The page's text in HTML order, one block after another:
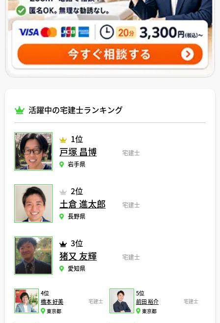
活躍中の宅建士ランキング
1位
戸塚 昌博
宅建士
岩手県
2位
土倉 進太郎
宅建士
長野県
3位
猪又 友輝
宅建士
愛知県
4位
橋本 好美
宅建士
東京都
5位
前田 裕介
宅建士
東京都